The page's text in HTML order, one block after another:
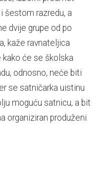
šestom razredu, a
dvije grupe od po
kaže ravnateljica
kako će se školska
odnosno, neće biti
se satničarka uistinu
moguću satnicu, a bit
organiziran produženi